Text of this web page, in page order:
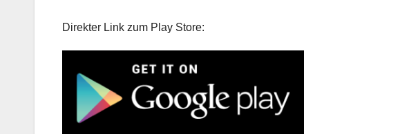
Direkter Link zum Play Store: